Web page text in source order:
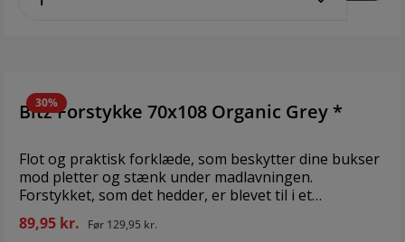
30%
Bitz Forstykke 70x108 Organic Grey *
Flot og praktisk forklæde, som beskytter dine bukser
mod pletter og stænk under madlavningen.
Forstykket, som det hedder, er blevet til i et
samarbejde mellem Christian Bitz og Södahl. Design:
Bitz & Södahl Størrelse: 70x108 cm Materiale: 100 %
89,95 kr. Før 129,95 kr.